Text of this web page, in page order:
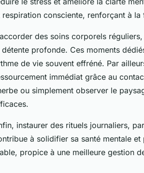
respiration consciente, renforçant à
des soins corporels
détente profonde. Ces moments
de vie souvent effréné. Par
immédiat grâce au
ou simplement observer le
instaurer des rituels journaliers,
à solidifier sa santé mentale
propice à une meilleure gestion